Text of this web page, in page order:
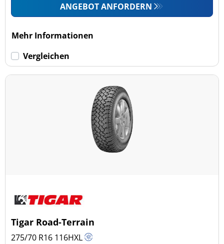
ANGEBOT ANFORDERN
Mehr Informationen
Vergleichen
Tigar Road-Terrain
275/70 R16 116HXL